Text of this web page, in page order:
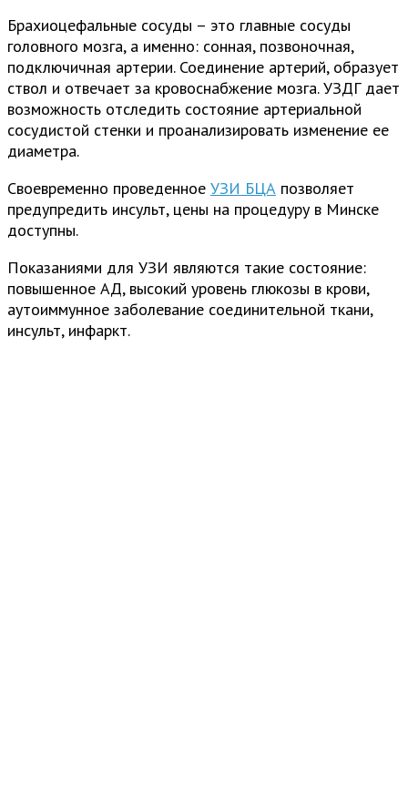
Брахиоцефальные сосуды – это главные сосуды
головного мозга, а именно: сонная, позвоночная,
подключичная артерии. Соединение артерий, образует
ствол и отвечает за кровоснабжение мозга. УЗДГ дает
возможность отследить состояние артериальной
сосудистой стенки и проанализировать изменение ее
диаметра.
Своевременно проведенное УЗИ БЦА позволяет
предупредить инсульт, цены на процедуру в Минске
доступны.
Показаниями для УЗИ являются такие состояние:
повышенное АД, высокий уровень глюкозы в крови,
аутоиммунное заболевание соединительной ткани,
инсульт, инфаркт.